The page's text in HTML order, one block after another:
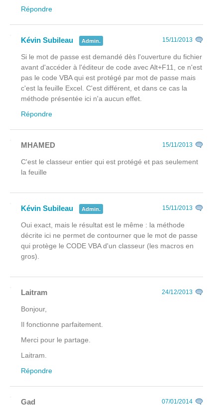
Répondre
Kévin Subileau Admin. 15/11/2013
Si le mot de passe est demandé dès l'ouverture du fichier
avant d'accéder à l'éditeur de code avec Alt+F11, ce n'est
pas le code VBA qui est protégé par mot de passe mais
c'est la feuille Excel. C'est différent, et dans ce cas la
méthode présentée ici n'a aucun effet.
Répondre
MHAMED 15/11/2013
C'est le classeur entier qui est protégé et pas seulement
la feuille
Kévin Subileau Admin. 15/11/2013
Oui exact, mais le résultat est le même : la méthode
décrite ici ne permet de contourner que le mot de passe
qui protège le CODE VBA d'un classeur (les macros en
gros).
Laitram 24/12/2013
Bonjour,
Il fonctionne parfaitement.
Merci pour le partage.
Laitram.
Répondre
Gad 07/01/2014